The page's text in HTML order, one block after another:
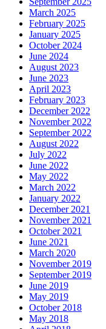
March 2025
February 2025
January 2025
October 2024
June 2024
August 2023
June 2023
April 2023
February 2023
December 2022
November 2022
September 2022
August 2022
July 2022
June 2022
May 2022
March 2022
January 2022
December 2021
November 2021
October 2021
June 2021
March 2020
November 2019
September 2019
June 2019
May 2019
October 2018
May 2018